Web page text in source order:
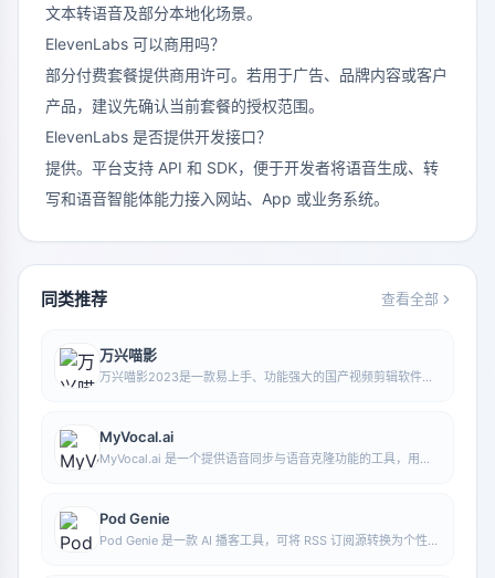
文本转语音及部分本地化场景。
ElevenLabs 可以商用吗？
部分付费套餐提供商用许可。若用于广告、品牌内容或客户
产品，建议先确认当前套餐的授权范围。
ElevenLabs 是否提供开发接口？
提供。平台支持 API 和 SDK，便于开发者将语音生成、转
写和语音智能体能力接入网站、App 或业务系统。
同类推荐 查看全部
万兴喵影
万兴喵影2023是一款易上手、功能强大的国产视频剪辑软件，
MyVocal.ai
MyVocal.ai 是一个提供语音同步与语音克隆功能的工具，用户
Pod Genie
Pod Genie 是一款 AI 播客工具，可将 RSS 订阅源转换为个性化